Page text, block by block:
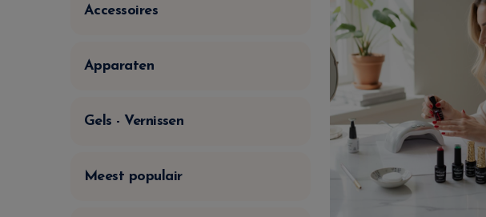
Accessoires
Apparaten
Gels - Vernissen
Meest populair